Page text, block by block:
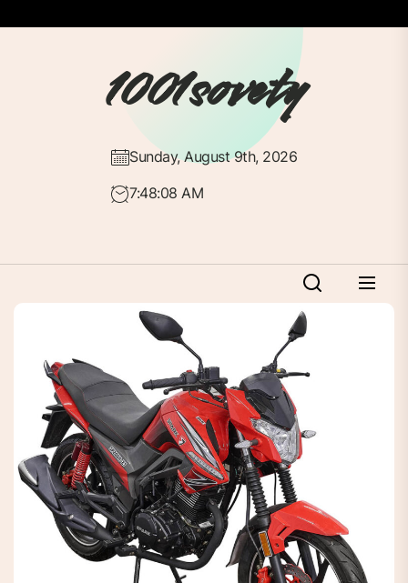
до
1001sovety
Sunday, August 9th, 2026
7:48:09 AM